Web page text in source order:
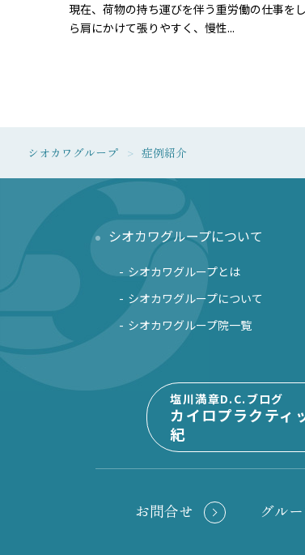
現在、荷物の持ち運びを伴う重労働の仕事を
ら肩にかけて張りやすく、慢性...
シオカワグループ 症例紹介
シオカワグループについて
シオカワグループとは
シオカワグループについて
シオカワグループ院一覧
塩川満章D.C.ブログ
カイロプラクティ
紀
お問合せ グル